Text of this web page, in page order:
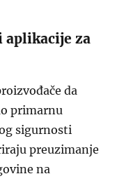
aplikacije za
da
primarnu
sigurnosti
preuzimanje
na